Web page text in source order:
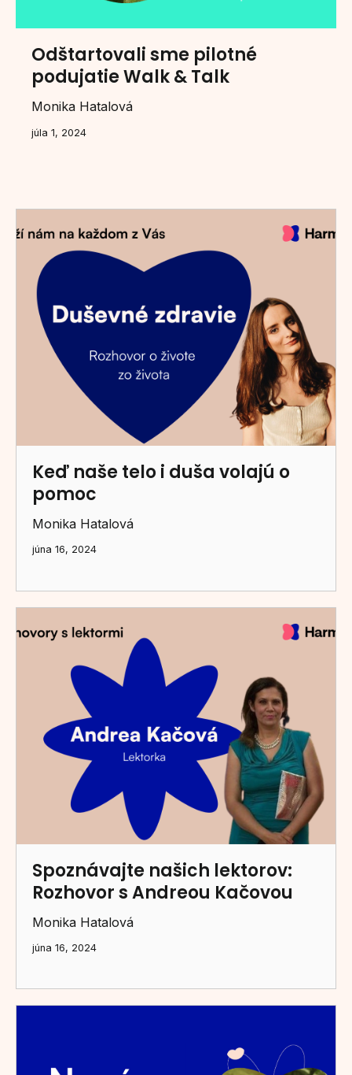
Odštartovali sme pilotné
podujatie Walk & Talk
Monika Hatalová
júla 1, 2024
Keď naše telo i duša volajú o
pomoc
Monika Hatalová
júna 16, 2024
Spoznávajte našich lektorov:
Rozhovor s Andreou Kačovou
Monika Hatalová
júna 16, 2024